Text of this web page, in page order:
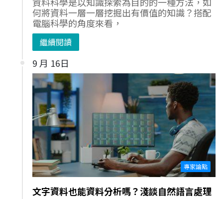
何將資料一層一層挖掘出有價值的知識？搭配
電腦科學的角度來看，
繼續閱讀
9 月 16日
專家論點
文字資料也能資料分析嗎？淺談自然語言處理